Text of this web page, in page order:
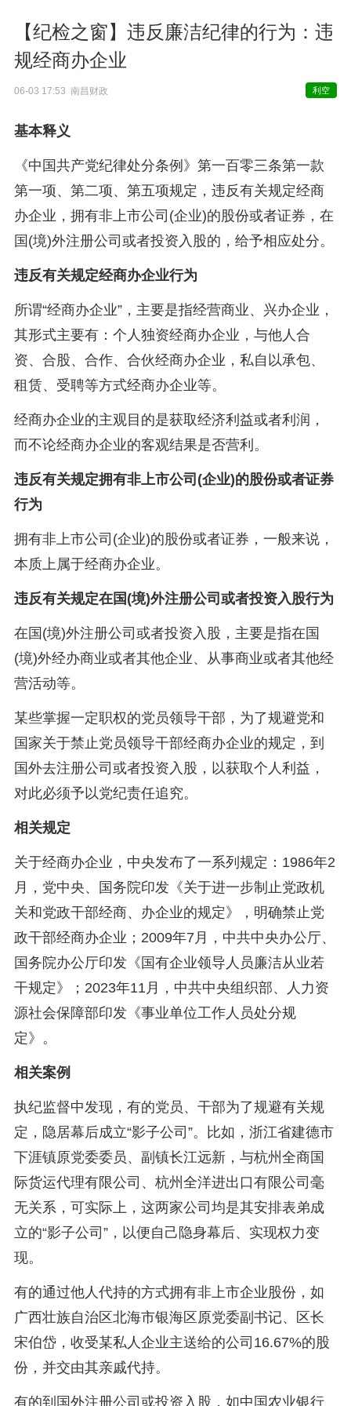
【纪检之窗】违反廉洁纪律的行为：违
规经商办企业
06-03 17:53 南昌财政 利空
基本释义
《中国共产党纪律处分条例》第一百零三条第一款
第一项、第二项、第五项规定，违反有关规定经商
办企业，拥有非上市公司(企业)的股份或者证券，在
国(境)外注册公司或者投资入股的，给予相应处分。
违反有关规定经商办企业行为
所谓“经商办企业”，主要是指经营商业、兴办企业，
其形式主要有：个人独资经商办企业，与他人合
资、合股、合作、合伙经商办企业，私自以承包、
租赁、受聘等方式经商办企业等。
经商办企业的主观目的是获取经济利益或者利润，
而不论经商办企业的客观结果是否营利。
违反有关规定拥有非上市公司(企业)的股份或者证券
行为
拥有非上市公司(企业)的股份或者证券，一般来说，
本质上属于经商办企业。
违反有关规定在国(境)外注册公司或者投资入股行为
在国(境)外注册公司或者投资入股，主要是指在国
(境)外经办商业或者其他企业、从事商业或者其他经
营活动等。
某些掌握一定职权的党员领导干部，为了规避党和
国家关于禁止党员领导干部经商办企业的规定，到
国外去注册公司或者投资入股，以获取个人利益，
对此必须予以党纪责任追究。
相关规定
关于经商办企业，中央发布了一系列规定：1986年2
月，党中央、国务院印发《关于进一步制止党政机
关和党政干部经商、办企业的规定》，明确禁止党
政干部经商办企业；2009年7月，中共中央办公厅、
国务院办公厅印发《国有企业领导人员廉洁从业若
干规定》；2023年11月，中共中央组织部、人力资
源社会保障部印发《事业单位工作人员处分规
定》。
相关案例
执纪监督中发现，有的党员、干部为了规避有关规
定，隐居幕后成立“影子公司”。比如，浙江省建德市
下涯镇原党委委员、副镇长江远新，与杭州全商国
际货运代理有限公司、杭州全洋进出口有限公司毫
无关系，可实际上，这两家公司均是其安排表弟成
立的“影子公司”，以便自己隐身幕后、实现权力变
现。
有的通过他人代持的方式拥有非上市企业股份，如
广西壮族自治区北海市银海区原党委副书记、区长
宋伯岱，收受某私人企业主送给的公司16.67%的股
份，并交由其亲戚代持。
有的到国外注册公司或投资入股，如中国农业银行